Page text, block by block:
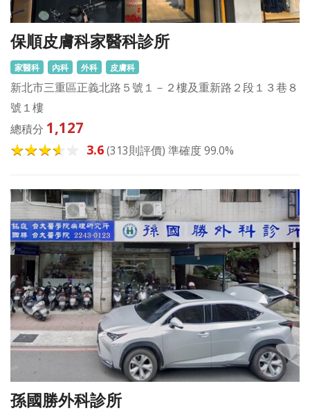
保順皮膚科家醫科診所
家醫科 內科 外科 皮膚科
新北市三重區正義北路５號１－２樓及重新路２段１３巷８
號１樓
總積分 1,127
3.6(313則評價) 準確度 99.0%
孫國勝外科診所